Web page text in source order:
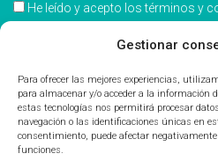
Gestionar
Para ofrecer las mejores experiencias,
para almacenar y/o acceder a la información
estas tecnologías nos permitirá procesar
navegación o las identificaciones únicas en
consentimiento, puede afectar
funciones.
He leído y acepto los términos y
Acepto recibir información